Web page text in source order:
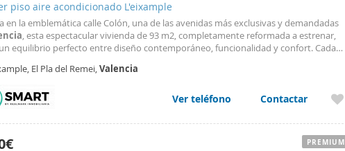
piso aire acondicionado L'eixample
en la emblemática calle Colón, una de las avenidas más exclusivas y demandadas
, esta espectacular vivienda de 93 m2, completamente reformada a estrenar,
equilibrio perfecto entre diseño contemporáneo, funcionalidad y confort. Cada
para disfrutar de la amplitud
El Pla del Remei,Valencia
Ver teléfono Contactar
PREMIUM